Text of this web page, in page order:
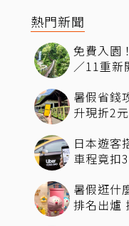
熱門新聞
免費入園
／11重新
暑假省錢
升現折2
日本遊客
車程竟扣
暑假逛什
排名出爐